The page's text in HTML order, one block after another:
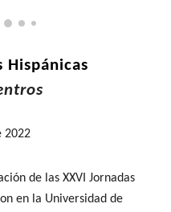
Hispánicas
2022
de las XXVI Jornadas
en la Universidad de